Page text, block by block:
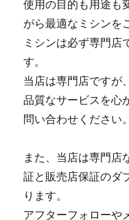
使用の目的も用途も
がら最適なミシンを
ミシンは必ず専門店
す。
当店は専門店ですが
品質なサービスを心
問い合わせください。
また、当店は専門店
証と販売店保証のダ
ります。
アフターフォローや